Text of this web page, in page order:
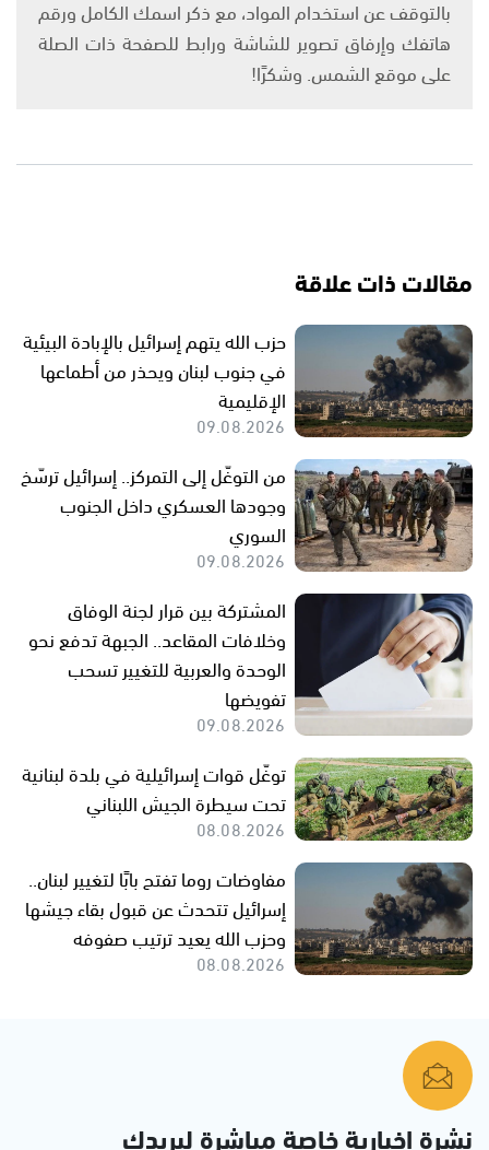
بالتوقف عن استخدام المواد، مع ذكر اسمك الكامل ورقم
هاتفك وإرفاق تصوير للشاشة ورابط للصفحة ذات الصلة
على موقع الشمس. وشكرًا!
مقالات ذات علاقة
حزب الله يتهم إسرائيل بالإبادة البيئية
في جنوب لبنان ويحذر من أطماعها
الإقليمية
09.08.2026
من التوغّل إلى التمركز.. إسرائيل ترسّخ
وجودها العسكري داخل الجنوب
السوري
09.08.2026
المشتركة بين قرار لجنة الوفاق
وخلافات المقاعد.. الجبهة تدفع نحو
الوحدة والعربية للتغيير تسحب
تفويضها
09.08.2026
توغّل قوات إسرائيلية في بلدة لبنانية
تحت سيطرة الجيش اللبناني
08.08.2026
مفاوضات روما تفتح بابًا لتغيير لبنان..
إسرائيل تتحدث عن قبول بقاء جيشها
وحزب الله يعيد ترتيب صفوفه
08.08.2026
نشرة إخبارية خاصة مباشرة لبريدك